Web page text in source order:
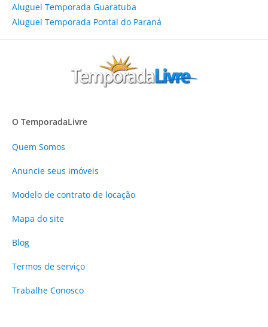
Aluguel Temporada Guaratuba
Aluguel Temporada Pontal do Paraná
O TemporadaLivre
Quem Somos
Anuncie seus imóveis
Modelo de contrato de locação
Mapa do site
Blog
Termos de serviço
Trabalhe Conosco